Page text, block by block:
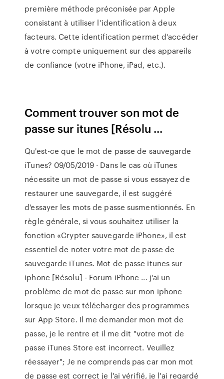
première méthode préconisée par Apple
consistant à utiliser l’identification à deux
facteurs. Cette identification permet d’accéder
à votre compte uniquement sur des appareils
de confiance (votre iPhone, iPad, etc.).
Comment trouver son mot de
passe sur itunes [Résolu ...
Qu'est-ce que le mot de passe de sauvegarde
iTunes? 09/05/2019 · Dans le cas où iTunes
nécessite un mot de passe si vous essayez de
restaurer une sauvegarde, il est suggéré
d'essayer les mots de passe susmentionnés. En
règle générale, si vous souhaitez utiliser la
fonction «Crypter sauvegarde iPhone», il est
essentiel de noter votre mot de passe de
sauvegarde iTunes. Mot de passe itunes sur
iphone [Résolu] - Forum iPhone ... j'ai un
problème de mot de passe sur mon iphone
lorsque je veux télécharger des programmes
sur App Store. Il me demander mon mot de
passe, je le rentre et il me dit "votre mot de
passe iTunes Store est incorrect. Veuillez
réessayer"; Je ne comprends pas car mon mot
de passe est correct je l'ai vérifié, je l'ai regardé